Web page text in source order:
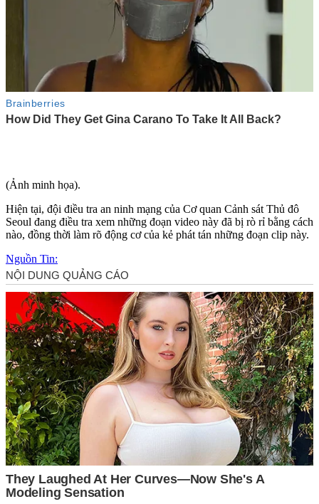
(Ảnh minh họa).
Hiện tại, đội điều tra an ninh mạng của Cơ quan Cảnh sát Thủ đô
Seoul đang điều tra xem những đoạn video này đã bị rò rỉ bằng cách
nào, đồng thời làm rõ động cơ của kẻ phát tán những đoạn clip này.
Nguồn Tin: